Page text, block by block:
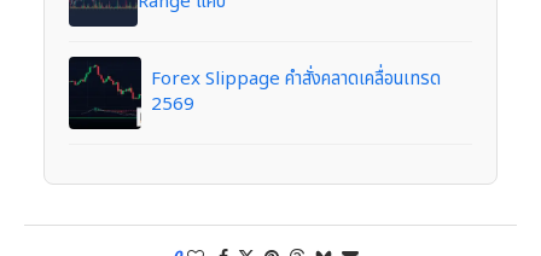
Forex Slippage คำสั่งคลาดเคลื่อนเทรด
2569